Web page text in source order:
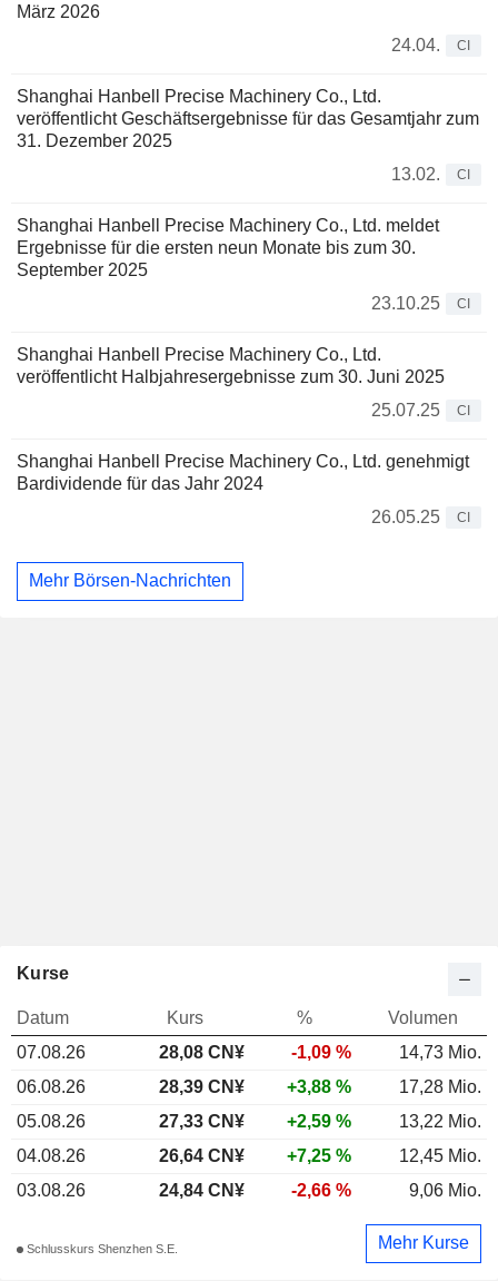
März 2026
24.04.
CI
Shanghai Hanbell Precise Machinery Co., Ltd.
veröffentlicht Geschäftsergebnisse für das Gesamtjahr zum
31. Dezember 2025
13.02.
CI
Shanghai Hanbell Precise Machinery Co., Ltd. meldet
Ergebnisse für die ersten neun Monate bis zum 30.
September 2025
23.10.25
CI
Shanghai Hanbell Precise Machinery Co., Ltd.
veröffentlicht Halbjahresergebnisse zum 30. Juni 2025
25.07.25
CI
Shanghai Hanbell Precise Machinery Co., Ltd. genehmigt
Bardividende für das Jahr 2024
26.05.25
CI
Mehr Börsen-Nachrichten
Kurse
Datum Kurs %
Volumen
07.08.26
28,08 CN¥ -1,09 %
14,73 Mio.
06.08.26
28,39 CN¥ +3,88 %
17,28 Mio.
05.08.26
27,33 CN¥ +2,59 %
13,22 Mio.
04.08.26
26,64 CN¥ +7,25 %
12,45 Mio.
03.08.26
24,84 CN¥ -2,66 % 9,06 Mio.
Schlusskurs Shenzhen S.E. Mehr Kurse